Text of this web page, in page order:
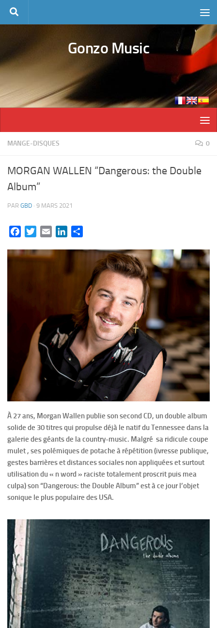
Skip to content
Gonzo Music
MANGE-DISQUES 0
MORGAN WALLEN “Dangerous: the Double
Album”
PAR GBD · 9 MARS 2021
FacebookTwitterEmail LinkedIn
À 27 ans, Morgan Wallen publie son second CD, un double album
solide de 30 titres qui propulse déjà le natif du Tennessee dans la
galerie des géants de la country-music. Malgré sa ridicule coupe
mulet , ses polémiques de potache à répétition (ivresse publique,
gestes barrières et distances sociales non appliquées et surtout
utilisation du « n word » raciste totalement proscrit puis mea
culpa) son “Dangerous: the Double Album” est à ce jour l’objet
sonique le plus populaire des USA.